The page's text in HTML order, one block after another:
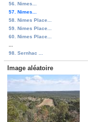
56. Nimes...
57. Nimes...
58. Nimes Place...
59. Nimes Place...
60. Nimes Place...
98. Sernhac ...
Image aléatoire